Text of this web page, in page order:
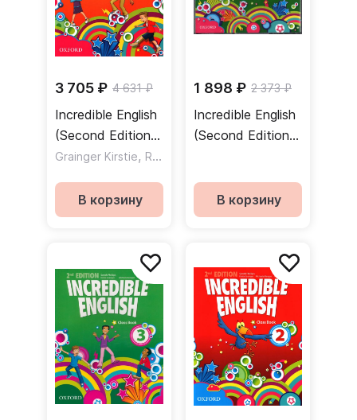
3 705 ₽ 4 631 ₽
Incredible English
(Second Edition)
4 Class Book /
Grainger Kirstie, Redpath Peter
В корзину
1 898 ₽ 2 373 ₽
Incredible English
(Second Edition)
Набор
аудиодисков
В корзину